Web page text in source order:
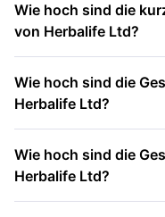
Wie hoch sind die
von Herbalife Ltd?
Wie hoch sind die
Herbalife Ltd?
Wie hoch sind die
Herbalife Ltd?